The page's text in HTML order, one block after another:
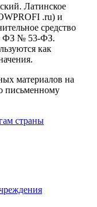
Латинское
.ru) и
средство
с ФЗ № 53-ФЗ.
как
материалов на
письменному
страны